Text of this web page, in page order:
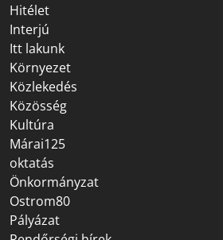
Hitélet
Interjú
Itt lakunk
Környezet
Közlekedés
Közösség
Kultúra
Márai125
oktatás
Önkormányzat
Ostrom80
Pályázat